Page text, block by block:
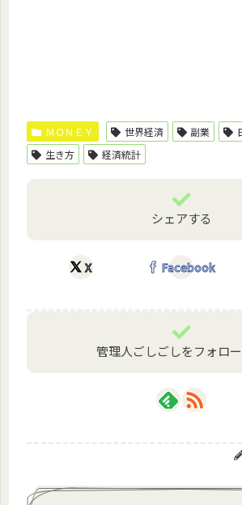
ＭＯＮＥＹ 世界経済 副業
生き方
経済統計
シェアする
X Facebook
管理人ごしごしをフォロ